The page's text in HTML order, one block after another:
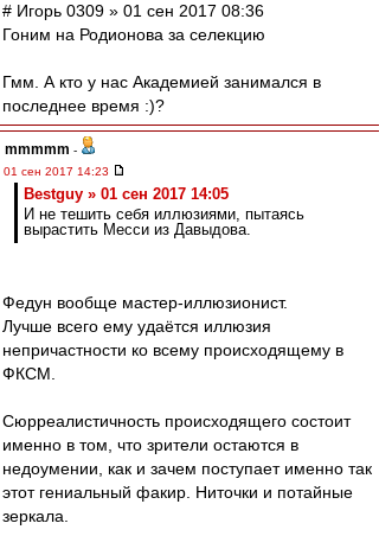
# Игорь 0309 » 01 сен 2017 08:36
Гоним на Родионова за селекцию
Гмм. А кто у нас Академией занимался в
последнее время :)?
mmmmm -
01 сен 2017 14:23
Bestguy » 01 сен 2017 14:05
И не тешить себя иллюзиями, пытаясь
вырастить Месси из Давыдова.
Федун вообще мастер-иллюзионист.
Лучше всего ему удаётся иллюзия
непричастности ко всему происходящему в
ФКСМ.
Сюрреалистичность происходящего состоит
именно в том, что зрители остаются в
недоумении, как и зачем поступает именно так
этот гениальный факир. Ниточки и потайные
зеркала.